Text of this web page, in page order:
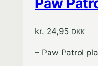
Paw
kr. 24,95 DKK
– Paw Patrol